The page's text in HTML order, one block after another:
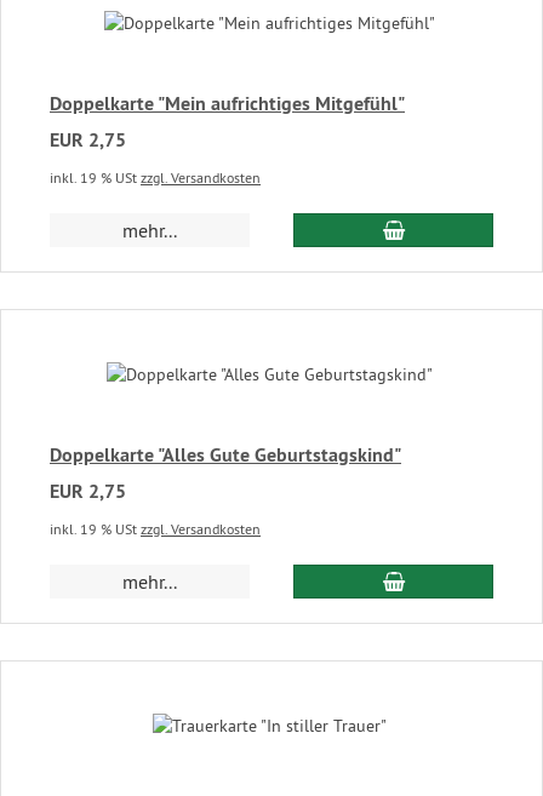
Doppelkarte "Mein aufrichtiges Mitgefühl"
EUR 2,75
inkl. 19 % USt zzgl. Versandkosten
mehr... In den
Doppelkarte "Alles Gute Geburtstagskind"
EUR 2,75
inkl. 19 % USt zzgl. Versandkosten
mehr... In den